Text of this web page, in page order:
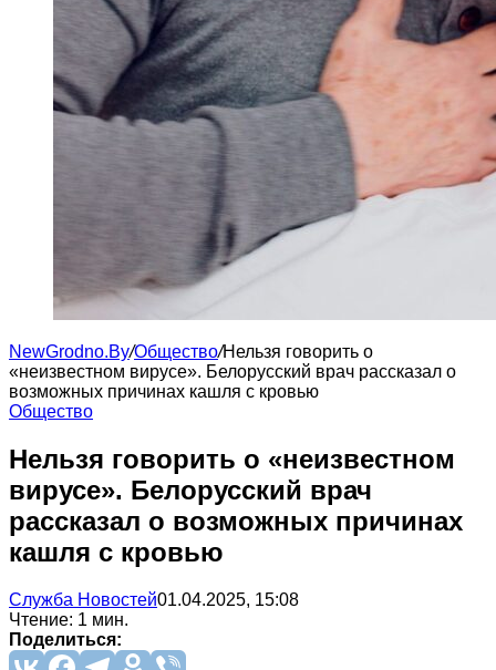
NewGrodno.By/Общество/Нельзя говорить о
«неизвестном вирусе». Белорусский врач рассказал о
возможных причинах кашля с кровью
Общество
Нельзя говорить о «неизвестном
вирусе». Белорусский врач
рассказал о возможных причинах
кашля с кровью
Служба Новостей01.04.2025, 15:08
Чтение: 1 мин.
Поделиться: